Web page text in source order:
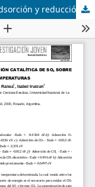
Estudio teórico-experimental de la adsorción y reducción catalítica de SO2 sobre Cr2O3/Al2O3 en presencia de ch4 a altas temperaturas